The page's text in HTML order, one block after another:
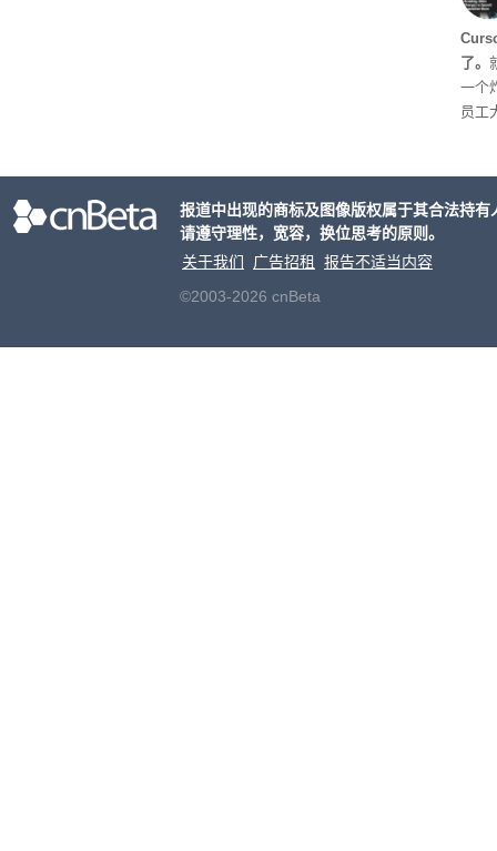
了。
一个
员工
个品
报道中出现的商标及图像版权属于其合法持
请遵守理性，宽容，换位思考的原则。
关于我们
广告招租
报告不适当内容
©2003-2026 cnBeta